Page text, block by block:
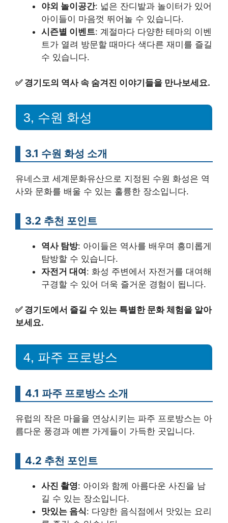
야외 놀이공간: 넓은 잔디밭과 놀이터가 있어
아이들이 마음껏 뛰어놀 수 있습니다.
시즌별 이벤트: 계절마다 다양한 테마의 이벤
트가 열려 방문할 때마다 색다른 재미를 즐길
수 있습니다.
✅ 경기도의 역사 속 숨겨진 이야기들을 만나보세요.
3, 수원 화성
3.1 수원 화성 소개
유네스코 세계문화유산으로 지정된 수원 화성은 역
사와 문화를 배울 수 있는 훌륭한 장소입니다.
3.2 추천 포인트
역사 탐방: 아이들은 역사를 배우며 흥미롭게
탐방할 수 있습니다.
자전거 대여: 화성 주변에서 자전거를 대여해
구경할 수 있어 더욱 즐거운 경험이 됩니다.
✅ 경기도에서 즐길 수 있는 특별한 문화 체험을 알아
보세요.
4, 파주 프로방스
4.1 파주 프로방스 소개
유럽의 작은 마을을 연상시키는 파주 프로방스는 아
름다운 풍경과 예쁜 가게들이 가득한 곳입니다.
4.2 추천 포인트
사진 촬영: 아이와 함께 아름다운 사진을 남
길 수 있는 장소입니다.
맛있는 음식: 다양한 음식점에서 맛있는 요리